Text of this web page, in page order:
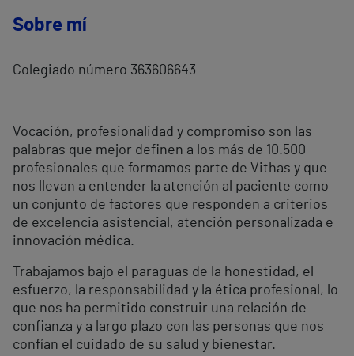
Sobre mí
Colegiado número 363606643
Vocación, profesionalidad y compromiso son las
palabras que mejor definen a los más de 10.500
profesionales que formamos parte de Vithas y que
nos llevan a entender la atención al paciente como
un conjunto de factores que responden a criterios
de excelencia asistencial, atención personalizada e
innovación médica.
Trabajamos bajo el paraguas de la honestidad, el
esfuerzo, la responsabilidad y la ética profesional, lo
que nos ha permitido construir una relación de
confianza y a largo plazo con las personas que nos
confían el cuidado de su salud y bienestar.